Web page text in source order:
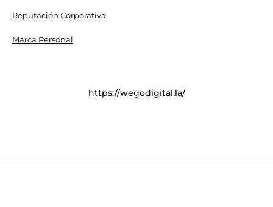
https://wegodigital.la/
Reputación Corporativa
Marca Personal